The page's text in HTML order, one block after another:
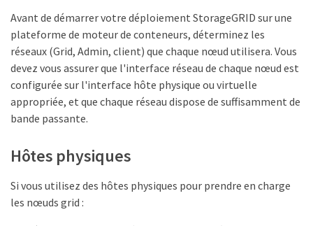
Avant de démarrer votre déploiement StorageGRID sur une
plateforme de moteur de conteneurs, déterminez les
réseaux (Grid, Admin, client) que chaque nœud utilisera. Vous
devez vous assurer que l'interface réseau de chaque nœud est
configurée sur l'interface hôte physique ou virtuelle
appropriée, et que chaque réseau dispose de suffisamment de
bande passante.
Hôtes physiques
Si vous utilisez des hôtes physiques pour prendre en charge
les nœuds grid :